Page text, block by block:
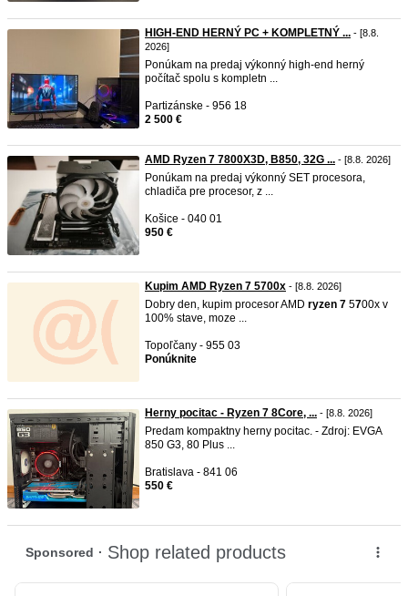
HIGH-END HERNÝ PC + KOMPLETNÝ ... - [8.8.
2026]
Ponúkam na predaj výkonný high-end herný
počítač spolu s kompletn ...
Partizánske - 956 18
2 500 €
AMD Ryzen 7 7800X3D, B850, 32G ... - [8.8. 2026]
Ponúkam na predaj výkonný SET procesora,
chladiča pre procesor, z ...
Košice - 040 01
950 €
Kupim AMD Ryzen 7 5700x - [8.8. 2026]
Dobry den, kupim procesor AMD ryzen 7 5700x v
100% stave, moze ...
Topoľčany - 955 03
Ponúknite
Herny pocitac - Ryzen 7 8Core, ... - [8.8. 2026]
Predam kompaktny herny pocitac. - Zdroj: EVGA
850 G3, 80 Plus ...
Bratislava - 841 06
550 €